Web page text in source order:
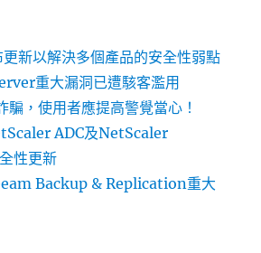
新以解決多個產品的安全性弱點
重大漏洞已遭駭客濫用
，使用者應提高警覺當心！
ADC及NetScaler
性更新
Backup & Replication重大